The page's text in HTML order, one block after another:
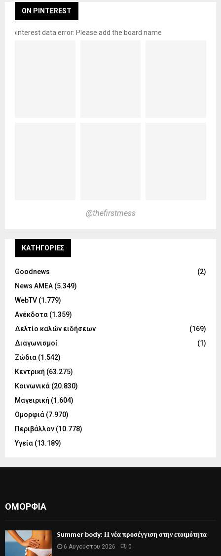
ON PINTEREST
pinterest data error: Please add the board name
@thefirstmess
KΑΤΗΓΟΡΊΕΣ
Goodnews
(2)
News ΑΜΕΑ (5.349)
WebTV (1.779)
Ανέκδοτα (1.359)
Δελτίο καλών ειδήσεων
(169)
Διαγωνισμοί
(1)
Ζώδια (1.542)
Κεντρική (63.275)
Κοινωνικά (20.830)
Μαγειρική (1.604)
Ομορφιά (7.970)
Περιβάλλον (10.778)
Υγεία (13.189)
ΟΜΟΡΦΙΆ
Summer body: Η νέα προσέγγιση στην ετοιμότητα
6 Αυγούστου 2026 0